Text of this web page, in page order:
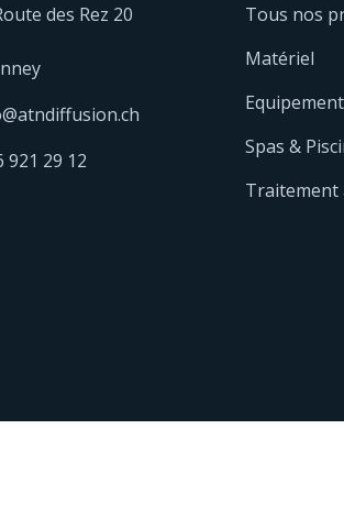
des Rez 20
921 29 12
Tous nos
Matériel
Spas &